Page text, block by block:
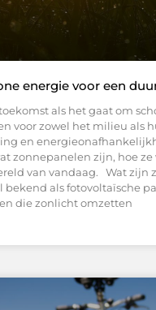
energie voor een
als het gaat om
voor zowel het milieu als
en
zonnepanelen zijn, hoe ze
van vandaag. Wat zijn
bekend als fotovoltaïsche
die zonlicht omzetten